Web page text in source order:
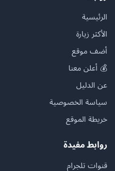
الرئيسية
الأكثر زيارة
أضف موقع
💰 أعلن معنا
عن الدليل
سياسة الخصوصية
خريطة الموقع
روابط مفيدة
قنوات تلجرام